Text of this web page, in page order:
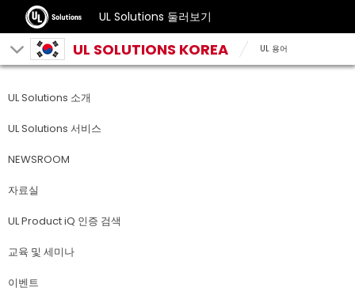
UL Solutions 둘러보기
UL SOLUTIONS KOREA UL 용어
UL Solutions 소개
UL Solutions 서비스
NEWSROOM
자료실
UL Product iQ 인증 검색
교육 및 세미나
이벤트